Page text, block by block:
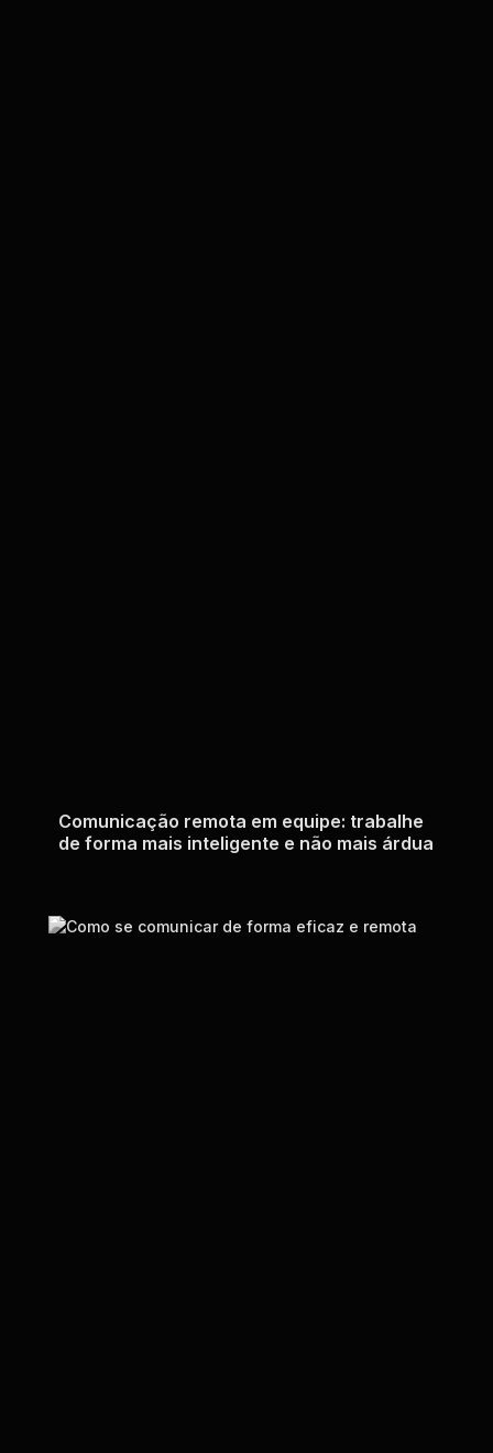
Comunicação remota em equipe: trabalhe
de forma mais inteligente e não mais árdua